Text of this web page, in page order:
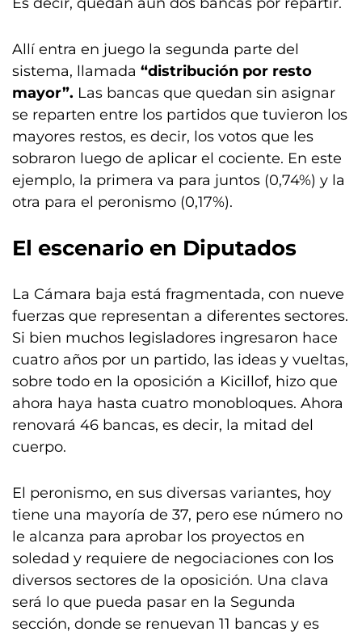
Allí entra en juego la segunda parte del
sistema, llamada “distribución por resto
mayor”. Las bancas que quedan sin asignar
se reparten entre los partidos que tuvieron los
mayores restos, es decir, los votos que les
sobraron luego de aplicar el cociente. En este
ejemplo, la primera va para juntos (0,74%) y la
otra para el peronismo (0,17%).
El escenario en Diputados
La Cámara baja está fragmentada, con nueve
fuerzas que representan a diferentes sectores.
Si bien muchos legisladores ingresaron hace
cuatro años por un partido, las ideas y vueltas,
sobre todo en la oposición a Kicillof, hizo que
ahora haya hasta cuatro monobloques. Ahora
renovará 46 bancas, es decir, la mitad del
cuerpo.
El peronismo, en sus diversas variantes, hoy
tiene una mayoría de 37, pero ese número no
le alcanza para aprobar los proyectos en
soledad y requiere de negociaciones con los
diversos sectores de la oposición. Una clava
será lo que pueda pasar en la Segunda
sección, donde se renuevan 11 bancas y es